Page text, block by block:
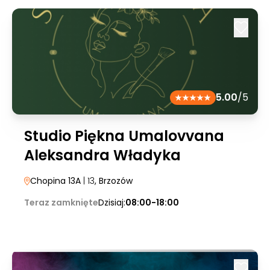
5.00/5
Studio Piękna Umalovvana
Aleksandra Władyka
Chopina 13A | 13, Brzozów
Teraz zamknięteDzisiaj:08:00-18:00